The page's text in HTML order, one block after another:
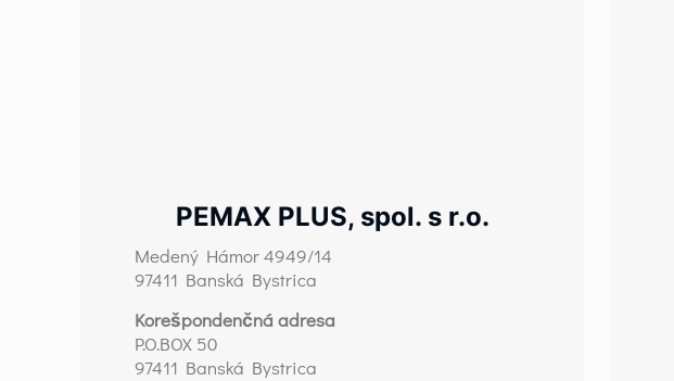
PEMAX PLUS, spol. s r.o.
Medený Hámor 4949/14
97411 Banská Bystrica
Korešpondenčná adresa
P.O.BOX 50
97411 Banská Bystrica